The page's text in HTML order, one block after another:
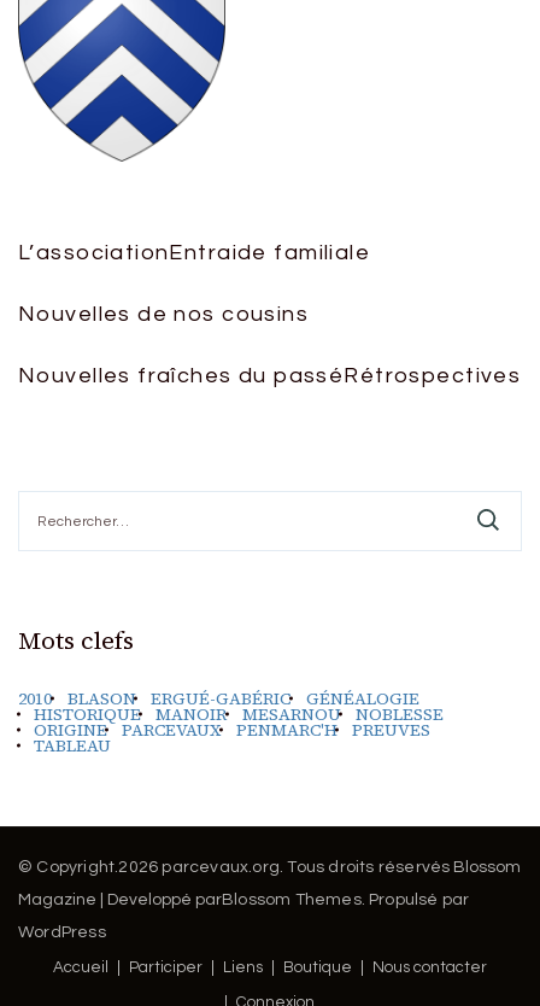
L’associationEntraide familiale
Nouvelles de nos cousins
Nouvelles fraîches du passéRétrospectives
Mots clefs
2010 BLASON ERGUÉ-GABÉRIC GÉNÉALOGIE
HISTORIQUE MANOIR MESARNOU NOBLESSE
ORIGINE PARCEVAUX PENMARC'H PREUVES
TABLEAU
© Copyright.2026 parcevaux.org . Tous droits réservés Blossom
Magazine | Developpé parBlossom Themes. Propulsé par
WordPress
Accueil Participer Liens Boutique Nous contacter
Connexion